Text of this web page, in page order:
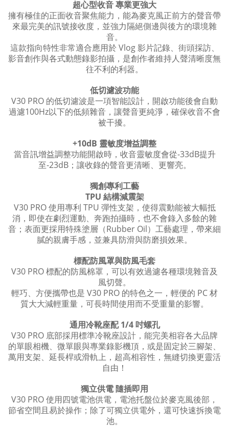
超心型收音 專業更強大
擁有極佳的正面收音聚焦能力，能為麥克風正前方的聲音帶
來最完美的訊號接收度，並強力隔絕側邊與後方的環境雜
音。
這款指向特性非常適合應用於 Vlog 影片記錄、街頭採訪、
影音創作與各式動態錄影拍攝，是創作者維持人聲清晰度無
往不利的利器。
低切濾波功能
V30 PRO 的低切濾波是一項智能設計，開啟功能後會自動
過濾100Hz以下的低頻雜音，讓聲音更純淨，確保收音不會
被干擾。
+10dB 靈敏度增益調整
當音訊增益調整功能開啟時，收音靈敏度會從-33dB提升
至-23dB； 讓收錄的聲音更清晰、更響亮。
獨創專利工藝
TPU 結構減震架
V30 PRO 使用專利 TPU 彈性支架，使得震動能被大幅抵
消，即使在劇烈運動、奔跑拍攝時，也不會錄入多餘的雜
音；表面更採用特殊塗層（Rubber Oil）工藝處理，帶來細
膩的親膚手感，並兼具防滑與防磨損效果。
標配防風罩與防風毛套
V30 PRO 標配的防風棉罩，可以有效過濾各種環境雜音及
風切聲。
輕巧、方便攜帶也是 V30 PRO 的特色之一，輕便的 PC 材
質大大減輕重量，可長時間使用而不受重量的影響。
通用冷靴座配1/4吋螺孔
V30 PRO 底部採用標準冷靴座設計，能完美相容各大品牌
的單眼相機、微單眼與專業錄影機頂，或是固定於三腳架、
萬用支架、延長桿或滑軌上，超高相容性，無縫切換更靈活
自由！
獨立供電 隨插即用
V30 PRO 使用四號電池供電，電池托盤位於麥克風後部，
節省空間且易於操作；除了可獨立供電外，還可快速拆換電
池。